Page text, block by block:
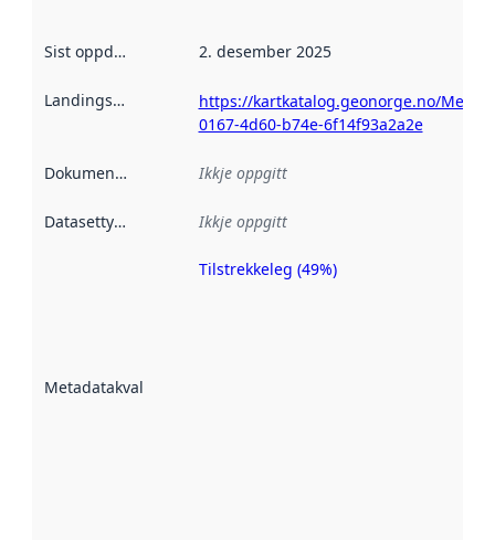
Sist oppdatert 2. desember 2025
Landingsside
https://kartkatalog.geonorge.no/
0167-4d60-b74e-6f14f93a2a2e
Dokumentasjon Ikkje oppgitt
Datasettype Ikkje oppgitt
Metadatakvalitet
Metadatakvalitet
Tilstrekkeleg (49%)